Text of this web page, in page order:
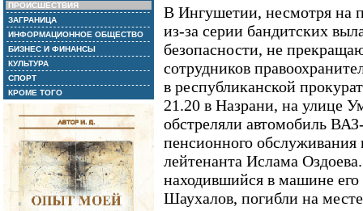
ПРОИСШЕСТВИЯ
ЗАГРАНИЦА
ИНФОРМАЦИОННОЕ ОБЩЕСТВО
БИЗНЕС И ФИНАНСЫ
КУЛЬТУРА
СПОРТ
КРОМЕ ТОГО
В Ингушетии, несмотря на
из-за серии бандитских
безопасности, не
сотрудников
в республиканской
21.20 в Назрани, на улице
обстреляли автомобиль
пенсионного
лейтенанта Ислама
находившийся в машине
Шаухалов, погибли на